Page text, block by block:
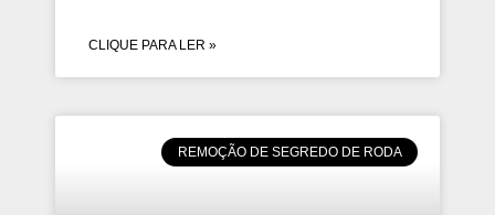
CLIQUE PARA LER »
REMOÇÃO DE SEGREDO DE RODA